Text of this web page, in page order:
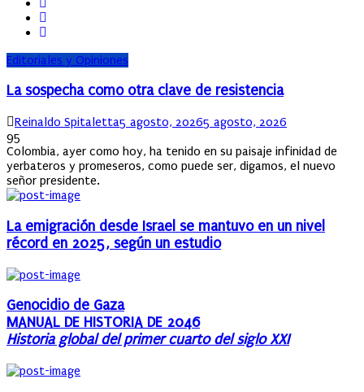
Editoriales y Opiniones
La sospecha como otra clave de resistencia
Author
Reinaldo SpitalettaPosted
5 agosto, 20265 agosto, 2026
95
Colombia, ayer como hoy, ha tenido en su paisaje infinidad de
yerbateros y promeseros, como puede ser, digamos, el nuevo
señor presidente.
La emigración desde Israel se mantuvo en un nivel
récord en 2025, según un estudio
Genocidio de Gaza
MANUAL DE HISTORIA DE 2046
Historia global del primer cuarto del siglo XXI